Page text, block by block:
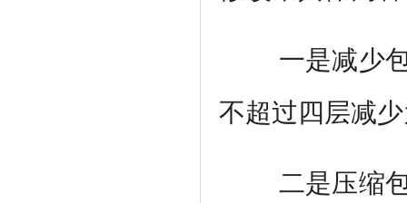
一是减少
不超过四层减
二是压缩